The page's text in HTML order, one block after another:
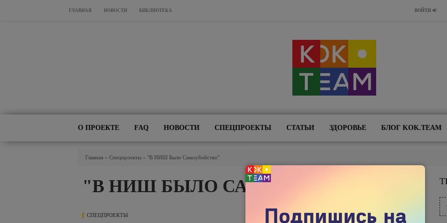
Перейти к основному содержанию
ГЛАВНАЯ НОВОСТИ БИБЛИОТЕКА ВОЙТИ
О ПРОЕКТЕ FAQ НОВОСТИ СПЕЦПРОЕКТЫ СТАТЬИ ЗДОРОВЬЕ БЛОГ KOK.TEAM
Главная » Спецпроекты » "В НИШ Было Самоубийство"
"В НИШ БЫЛО САМОУБИЙСТВО"
СПЕЦПРОЕКТЫ 20 АПРЕЛЯ 2021 1962 